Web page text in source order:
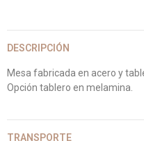
DESCRIPCIÓN
Mesa fabricada en acero y
Opción tablero en melamina.
TRANSPORTE